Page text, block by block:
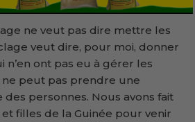
ne veut pas dire mettre les
veut dire, pour moi, donner
n’en ont pas eu à gérer les
peut pas prendre une
personnes. Nous avons fait
filles de la Guinée pour venir